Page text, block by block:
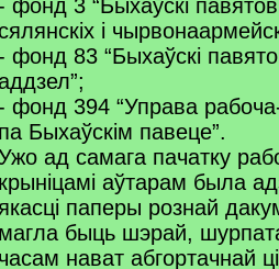
фонд 3 “Быхаўскі
і
фонд 83 “Быхаўскі
фонд 394 “Управа
па Быхаўскім павеце”.
ад самага пачатку
крыніцамі аўтарам была
якасці паперы рознай
магла быць шэрай,
часам нават абгортачнай